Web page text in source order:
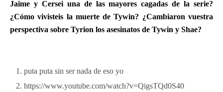
Jaime y Cersei una de las mayores cagadas de la serie?
¿Cómo vivisteis la muerte de Tywin? ¿Cambiaron vuestra
perspectiva sobre Tyrion los asesinatos de Tywin y Shae?
puta puta sin ser nada de eso yo
https://www.youtube.com/watch?v=QigsTQd0S40